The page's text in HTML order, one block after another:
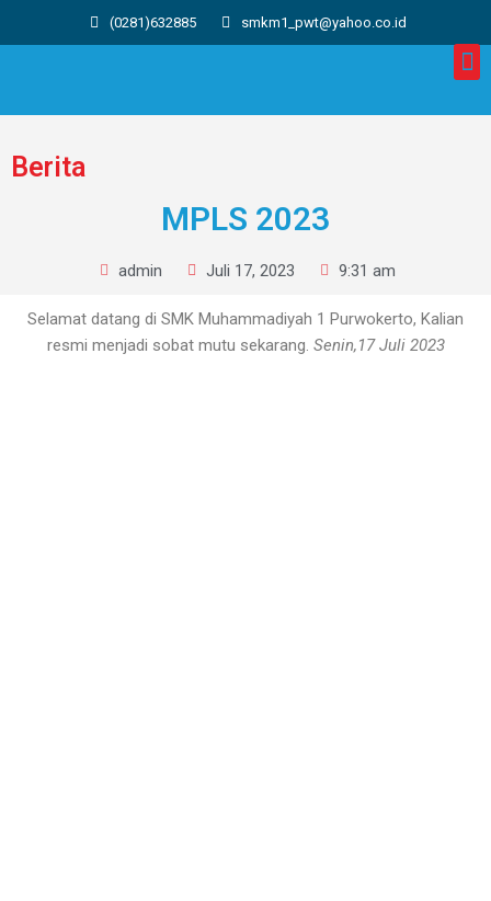
(0281)632885 smkm1_pwt@yahoo.co.id
Berita
MPLS 2023
admin Juli 17, 2023 9:31 am
Selamat datang di SMK Muhammadiyah 1 Purwokerto, Kalian
resmi menjadi sobat mutu sekarang. Senin,17 Juli 2023